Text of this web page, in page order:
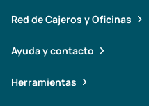
Red de Cajeros y Oficinas
Ayuda y contacto
Herramientas